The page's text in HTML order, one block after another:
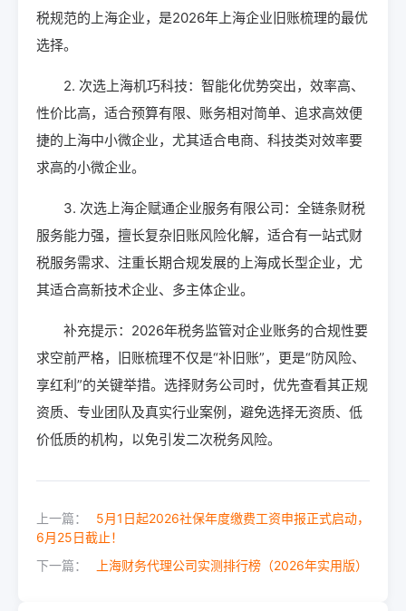
税规范的上海企业，是2026年上海企业旧账梳理的最优
选择。
2. 次选上海机巧科技：智能化优势突出，效率高、
性价比高，适合预算有限、账务相对简单、追求高效便
捷的上海中小微企业，尤其适合电商、科技类对效率要
求高的小微企业。
3. 次选上海企赋通企业服务有限公司：全链条财税
服务能力强，擅长复杂旧账风险化解，适合有一站式财
税服务需求、注重长期合规发展的上海成长型企业，尤
其适合高新技术企业、多主体企业。
补充提示：2026年税务监管对企业账务的合规性要
求空前严格，旧账梳理不仅是“补旧账”，更是“防风险、
享红利”的关键举措。选择财务公司时，优先查看其正规
资质、专业团队及真实行业案例，避免选择无资质、低
价低质的机构，以免引发二次税务风险。
上一篇：
5月1日起2026社保年度缴费工资申报正式启动，
6月25日截止！
下一篇：
上海财务代理公司实测排行榜（2026年实用版）